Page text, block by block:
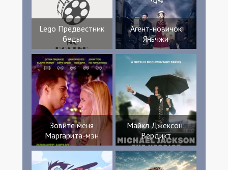
Lego Предвестник
беды
Агент-новичок
Яньчжи
Зовите меня
Маргарита-мэн
Майкл Джексон:
Вердикт